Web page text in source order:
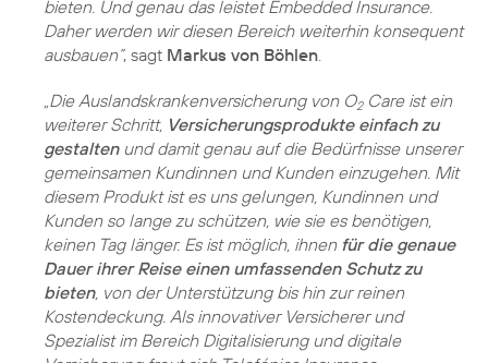
bieten. Und genau das leistet Embedded Insurance.
Daher werden wir diesen Bereich weiterhin konsequent
ausbauen“, sagt Markus von Böhlen
„Die Auslandskrankenversicherung von O2Care ist ein
weiterer Schritt, Versicherungsprodukte einfach zu
gestaltenund damit genau auf die Bedürfnisse unserer
gemeinsamen Kundinnen und Kunden einzugehen. Mit
diesem Produkt ist es uns gelungen, Kundinnen und
Kunden so lange zu schützen, wie sie es benötigen,
keinen Tag länger. Es ist möglich, ihnen für die genaue
Dauer ihrer Reise einen umfassenden Schutz zu
bieten, von der Unterstützung bis hin zur reinen
Kostendeckung. Als innovativer Versicherer und
Spezialist im Bereich Digitalisierung und digitale